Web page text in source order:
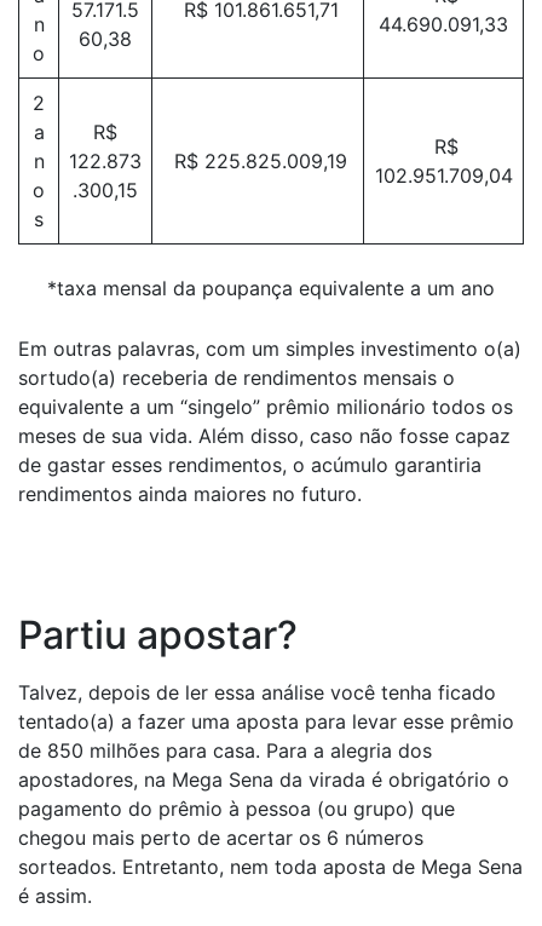
n
o
57.171.5
60,38
R$ 101.861.651,71
44.690.091,33
2
a
n
o
s
R$
122.873
.300,15
R$ 225.825.009,19
R$
102.951.709,04
*taxa mensal da poupança equivalente a um ano
Em outras palavras, com um simples investimento o(a)
sortudo(a) receberia de rendimentos mensais o
equivalente a um “singelo” prêmio milionário todos os
meses de sua vida. Além disso, caso não fosse capaz
de gastar esses rendimentos, o acúmulo garantiria
rendimentos ainda maiores no futuro.
Partiu apostar?
Talvez, depois de ler essa análise você tenha ficado
tentado(a) a fazer uma aposta para levar esse prêmio
de 850 milhões para casa. Para a alegria dos
apostadores, na Mega Sena da virada é obrigatório o
pagamento do prêmio à pessoa (ou grupo) que
chegou mais perto de acertar os 6 números
sorteados. Entretanto, nem toda aposta de Mega Sena
é assim.